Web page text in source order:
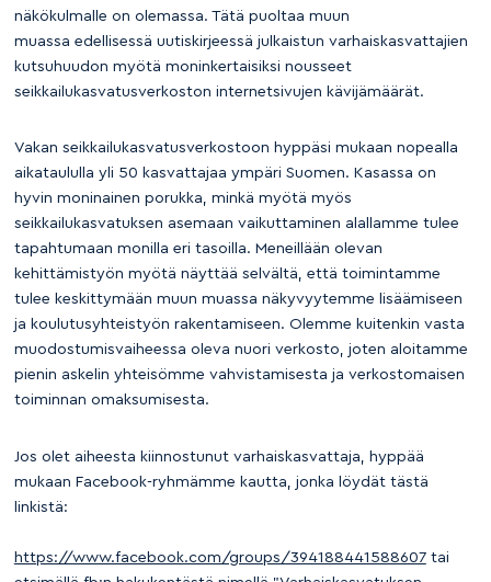
näkökulmalle on olemassa. Tätä puoltaa muun
muassa edellisessä uutiskirjeessä julkaistun varhaiskasvattajien
kutsuhuudon myötä moninkertaisiksi nousseet
seikkailukasvatusverkoston internetsivujen kävijämäärät.
Vakan seikkailukasvatusverkostoon hyppäsi mukaan nopealla
aikataululla yli 50 kasvattajaa ympäri Suomen. Kasassa on
hyvin moninainen porukka, minkä myötä myös
seikkailukasvatuksen asemaan vaikuttaminen alallamme tulee
tapahtumaan monilla eri tasoilla. Meneillään olevan
kehittämistyön myötä näyttää selvältä, että toimintamme
tulee keskittymään muun muassa näkyvyytemme lisäämiseen
ja koulutusyhteistyön rakentamiseen. Olemme kuitenkin vasta
muodostumisvaiheessa oleva nuori verkosto, joten aloitamme
pienin askelin yhteisömme vahvistamisesta ja verkostomaisen
toiminnan omaksumisesta.
Jos olet aiheesta kiinnostunut varhaiskasvattaja, hyppää
mukaan Facebook-ryhmämme kautta, jonka löydät tästä
linkistä:
https://www.facebook.com/groups/394188441588607tai